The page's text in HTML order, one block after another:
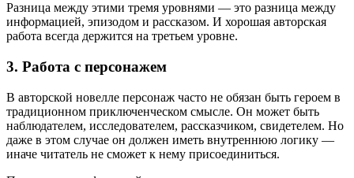
Разница между этими тремя уровнями — это разница между
информацией, эпизодом и рассказом. И хорошая авторская
работа всегда держится на третьем уровне.
3. Работа с персонажем
В авторской новелле персонаж часто не обязан быть героем в
традиционном приключенческом смысле. Он может быть
наблюдателем, исследователем, рассказчиком, свидетелем. Но
даже в этом случае он должен иметь внутреннюю логику —
иначе читатель не сможет к нему присоединиться.